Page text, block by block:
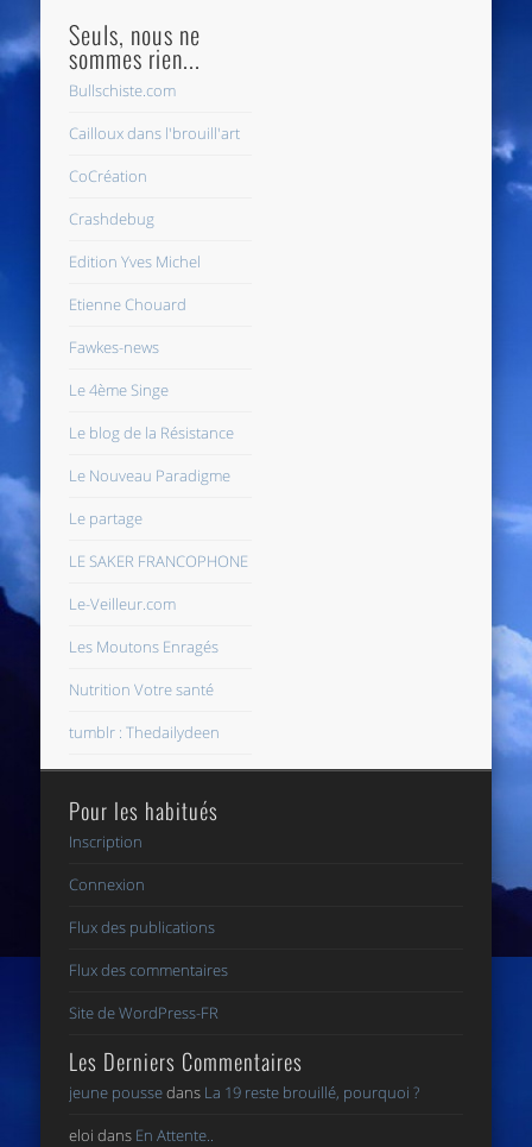
Seuls, nous ne
sommes rien...
Bullschiste.com
Cailloux dans l'brouill'art
CoCréation
Crashdebug
Edition Yves Michel
Etienne Chouard
Fawkes-news
Le 4ème Singe
Le blog de la Résistance
Le Nouveau Paradigme
Le partage
LE SAKER FRANCOPHONE
Le-Veilleur.com
Les Moutons Enragés
Nutrition Votre santé
tumblr : Thedailydeen
Pour les habitués
Inscription
Connexion
Flux des publications
Flux des commentaires
Site de WordPress-FR
Les Derniers Commentaires
jeune poussedans La 19 reste brouillé, pourquoi ?
eloi dans En Attente..